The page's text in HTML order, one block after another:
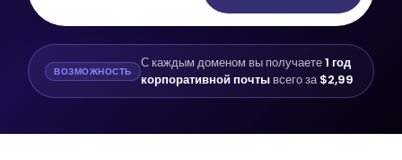
ВОЗМОЖНОСТЬ С каждым доменом вы получаете1 год
корпоративной почтывсего за$2,99